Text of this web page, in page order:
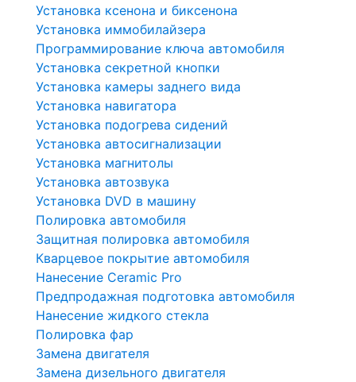
Установка ксенона и биксенона
Установка иммобилайзера
Программирование ключа автомобиля
Установка секретной кнопки
Установка камеры заднего вида
Установка навигатора
Установка подогрева сидений
Установка автосигнализации
Установка магнитолы
Установка автозвука
Установка DVD в машину
Полировка автомобиля
Защитная полировка автомобиля
Кварцевое покрытие автомобиля
Нанесение Ceramic Pro
Предпродажная подготовка автомобиля
Нанесение жидкого стекла
Полировка фар
Замена двигателя
Замена дизельного двигателя